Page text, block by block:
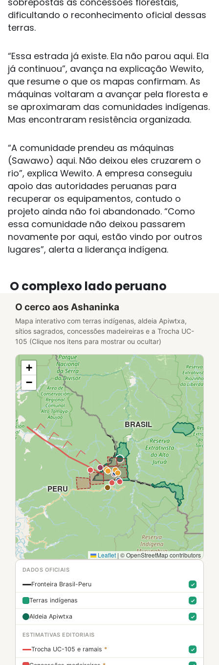
dificultando o reconhecimento oficial dessas
terras.
“Essa estrada já existe. Ela não parou aqui. Ela
já continuou”, avança na explicação Wewito,
que resume o que os mapas confirmam. As
máquinas voltaram a avançar pela floresta e
se aproximaram das comunidades indígenas.
Mas encontraram resistência organizada.
“A comunidade prendeu as máquinas
(Sawawo) aqui. Não deixou eles cruzarem o
rio”, explica Wewito. A empresa conseguiu
apoio das autoridades peruanas para
recuperar os equipamentos, contudo o
projeto ainda não foi abandonado. “Como
essa comunidade não deixou passarem
novamente por aqui, estão vindo por outros
lugares”, alerta a liderança indígena.
O complexo lado peruano
O cerco aos Ashaninka
Mapa interativo com terras indígenas, aldeia Apiwtxa,
sítios sagrados, concessões madeireiras e a Trocha UC-
105 (Clique nos itens para mostrar ou ocultar)
PERU
BRASIL
+
−
Leaflet | © OpenStreetMap contributors
DADOS OFICIAIS
Fronteira Brasil-Peru
Terras indígenas
Aldeia Apiwtxa
ESTIMATIVAS EDITORIAIS
Trocha UC-105 e ramais *